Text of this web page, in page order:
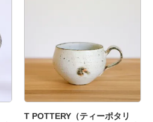
T POTTERY（ティーポタリ